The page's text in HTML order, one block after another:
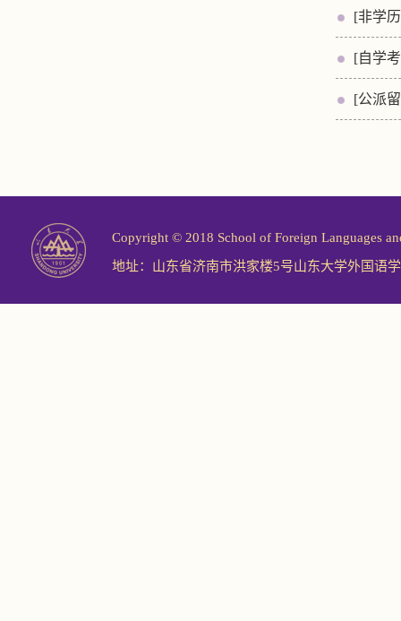
[非学
[自学
[公派
Copyright © 2018 School of Foreign Languages
地址：山东省济南市洪家楼5号山东大学外国语